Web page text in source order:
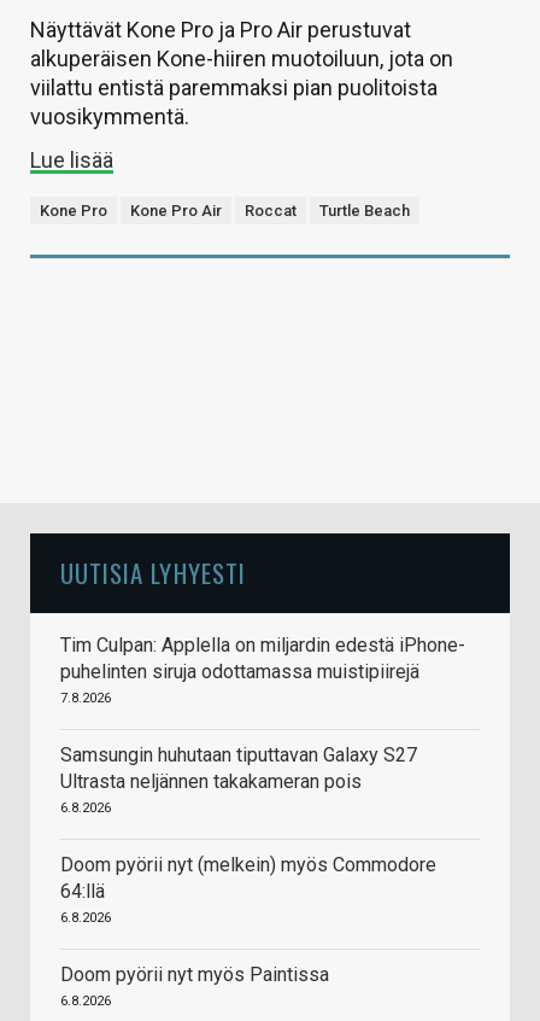
Näyttävät Kone Pro ja Pro Air perustuvat
alkuperäisen Kone-hiiren muotoiluun, jota on
viilattu entistä paremmaksi pian puolitoista
vuosikymmentä.
Lue lisää
Kone Pro Kone Pro Air Roccat Turtle Beach
UUTISIA LYHYESTI
Tim Culpan: Applella on miljardin edestä iPhone-
puhelinten siruja odottamassa muistipiirejä
7.8.2026
Samsungin huhutaan tiputtavan Galaxy S27
Ultrasta neljännen takakameran pois
6.8.2026
Doom pyörii nyt (melkein) myös Commodore
64:llä
6.8.2026
Doom pyörii nyt myös Paintissa
6.8.2026